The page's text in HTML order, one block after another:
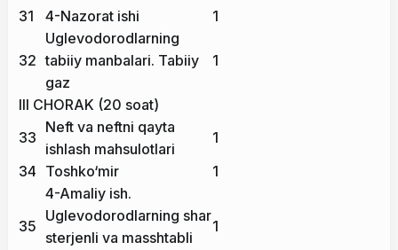
31
4-Nazorat ishi 1
32
Uglevodorodlarning
tabiiy manbalari. Tabiiy
gaz
1
III CHORAK (20 soat)
33
Neft va neftni qayta
ishlash mahsulotlari
1
34 Toshko‘mir 1
35
4-Amaliy ish.
Uglevodorodlarning shar
sterjenli va masshtabli
1